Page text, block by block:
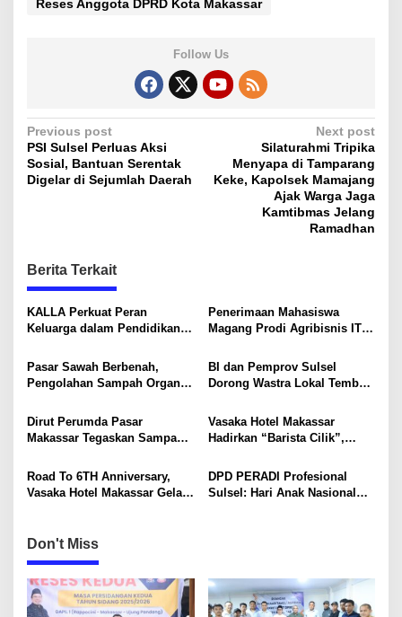
Reses Anggota DPRD Kota Makassar
Follow Us
P
o
s
a
v
i
g
a
t
i
o
Previous post
PSI Sulsel Perluas Aksi
Sosial, Bantuan Serentak
Digelar di Sejumlah Daerah
Next post
Silaturahmi Tripika
Menyapa di Tamparang
Keke, Kapolsek Mamajang
Ajak Warga Jaga
Kamtibmas Jelang
Ramadhan
Berita Terkait
KALLA Perkuat Peran
Keluarga dalam Pendidikan
Explorers
Penerimaan Mahasiswa
Magang Prodi Agribisnis ITP
Perkuat Kompetensi Lewat
Program MBKM
Pasar Sawah Berbenah,
Pengolahan Sampah Organik
BI dan Pemprov Sulsel
Dorong Wastra Lokal Tembus
Mancanegara
Dirut Perumda Pasar
Makassar Tegaskan Sampah
Bukan Dibuang ke TPA
Vasaka Hotel Makassar
Hadirkan “Barista Cilik”,
Untuk Anak-Anak
Road To 6TH Anniversary,
Vasaka Hotel Makassar Gelar
Untuk Anak-Anak
DPD PERADI Profesional
Sulsel: Hari Anak Nasional
Don't Miss